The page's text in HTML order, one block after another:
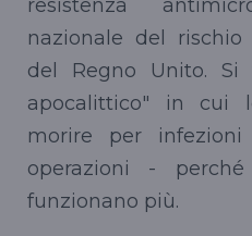
resistenza
nazionale del
del Regno Unito. Si
apocalittico" in cui
morire per
operazioni -
funzionano più.